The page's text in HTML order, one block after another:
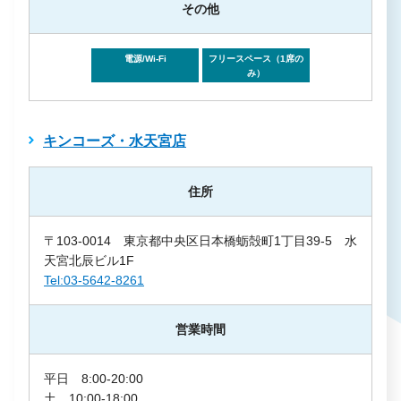
その他
電源/Wi-Fi
フリースペース（1席の
み）
キンコーズ・水天宮店
住所
〒103-0014 東京都中央区日本橋蛎殻町1丁目39-5 水
天宮北辰ビル1F
Tel:03-5642-8261
営業時間
平日 8:00-20:00